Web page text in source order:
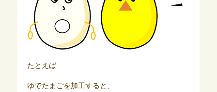
たとえば
ゆでたまごを加工すると、